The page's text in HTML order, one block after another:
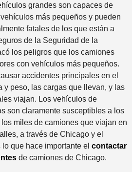
grandes son capaces de
más pequeños y pueden
fatales de los que están a
de la Seguridad de la
los peligros que los camiones
con vehículos más pequeños.
accidentes principales en el
y peso, las cargas que llevan, y las
viajan. Los vehículos de
son claramente susceptibles a los
miles de camiones que viajan en
a través de Chicago y el
que hace importante el contactar
de camiones de Chicago.